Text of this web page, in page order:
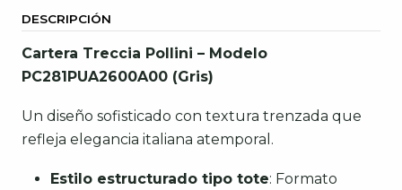
DESCRIPCIÓN
Cartera Treccia Pollini – Modelo
PC281PUA2600A00 (Gris)
Un diseño sofisticado con textura trenzada que
refleja elegancia italiana atemporal.
Estilo estructurado tipo tote: Formato